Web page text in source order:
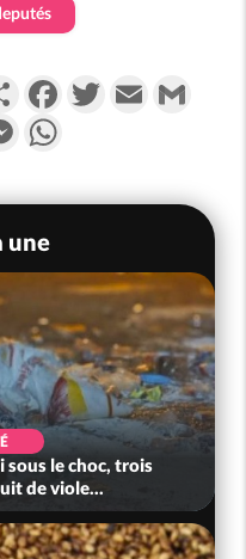
PartagerFacebookTwitterEmail
Messenger
une
le choc, trois
de viole...